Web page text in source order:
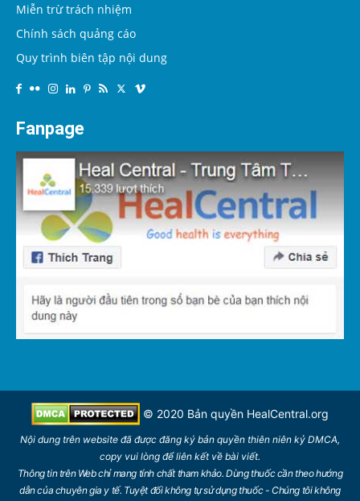
Miễn trừ trách nhiệm
Chính sách quảng cáo
Quy trình biên tập nội dung
Fanpage
© 2020 Bản quyền HealCentral.org
Nội dung trên website đã được đăng ký bản quyền thiên niên kỷ DMCA,
copy vui lòng đểliên kếtvề bài viết.
Thông tin trên Web chỉ mang tính chất tham khảo. Dùng thuốc cần theo hướng
dẫn của chuyên gia y tế. Tuyệt đối không tự sử dụng thuốc - Chúng tôi không